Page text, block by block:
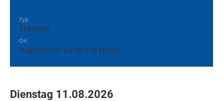
Typ
Training
Ort
Hägendorf, Coop-Parkplatz
Dienstag 11.08.2026